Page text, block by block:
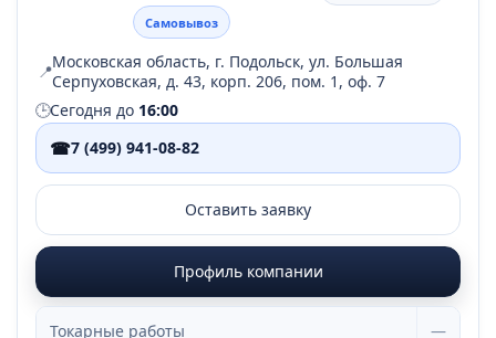
Самовывоз
📍Московская область, г. Подольск, ул. Большая
Серпуховская, д. 43, корп. 206, пом. 1, оф. 7
🕒Сегодня до 16:00
☎7 (499) 941-08-82
Оставить заявку
Профиль компании
Токарные работы —